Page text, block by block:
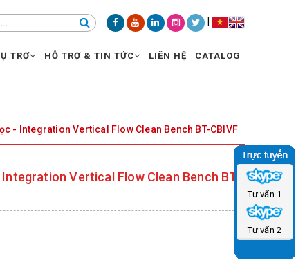
TRỢ HỖ TRỢ & TIN TỨC LIÊN HỆ CATALOG
- Integration Vertical Flow Clean Bench BT-CBIVF
Vertical Flow Clean Bench BT-
Tư vấn 1
Tư vấn 2